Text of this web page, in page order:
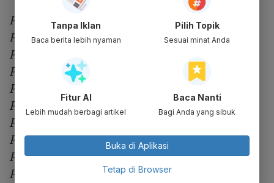
Panah asmara
Panah asmara
Panah asmara
Panah asmara
Panah asmara
Panah asmara
Panah asmara
Panah asmara
Panah asmara
Panah asmara
Tanpa Iklan
Baca berita lebih nyaman
Pilih Topik
Sesuai minat Anda
Fitur AI
Lebih mudah berbagi artikel
Baca Nanti
Bagi Anda yang sibuk
Buka di Aplikasi
Tetap di Browser